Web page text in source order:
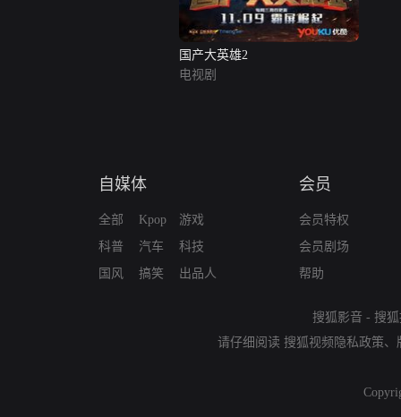
国产大英雄2
电视剧
自媒体
全部
科普
国风
Kpop
汽车
搞笑
游戏
科技
出品人
会员
会员特权
会员剧场
帮助
搜狐影音 - 搜
请仔细阅读 搜狐视频隐私政策、